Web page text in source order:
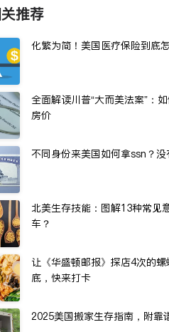
推荐
化繁为简！美国医疗保险到底
全面解读川普“大而美法案”：
房价
不同身份来美国如何拿ssn？
北美生存技能：图解13种常见
车？
让《华盛顿邮报》探店4次的
底，快来打卡
2025美国搬家生存指南，附靠